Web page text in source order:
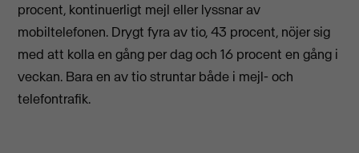
procent, kontinuerligt mejl eller lyssnar av
mobiltelefonen. Drygt fyra av tio, 43 procent, nöjer sig
med att kolla en gång per dag och 16 procent en gång i
veckan. Bara en av tio struntar både i mejl- och
telefontrafik.